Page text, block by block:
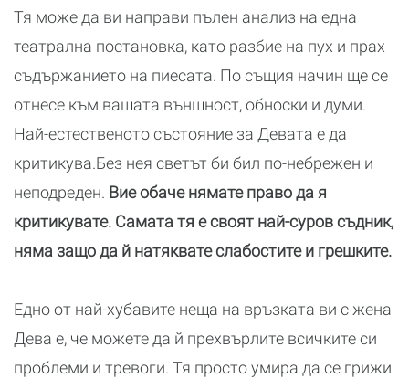
Тя може да ви направи пълен анализ на една
театрална постановка, като разбие на пух и прах
съдържанието на пиесата. По същия начин ще се
отнесе към вашата външност, обноски и думи.
Най-естественото състояние за Девата е да
критикува.Без нея светът би бил по-небрежен и
неподреден. Вие обаче нямате право да я
критикувате. Самата тя е своят най-суров съдник,
няма защо да й натяквате слабостите и грешките.
Едно от най-хубавите неща на връзката ви с жена
Дева е, че можете да й прехвърлите всичките си
проблеми и тревоги. Тя просто умира да се грижи